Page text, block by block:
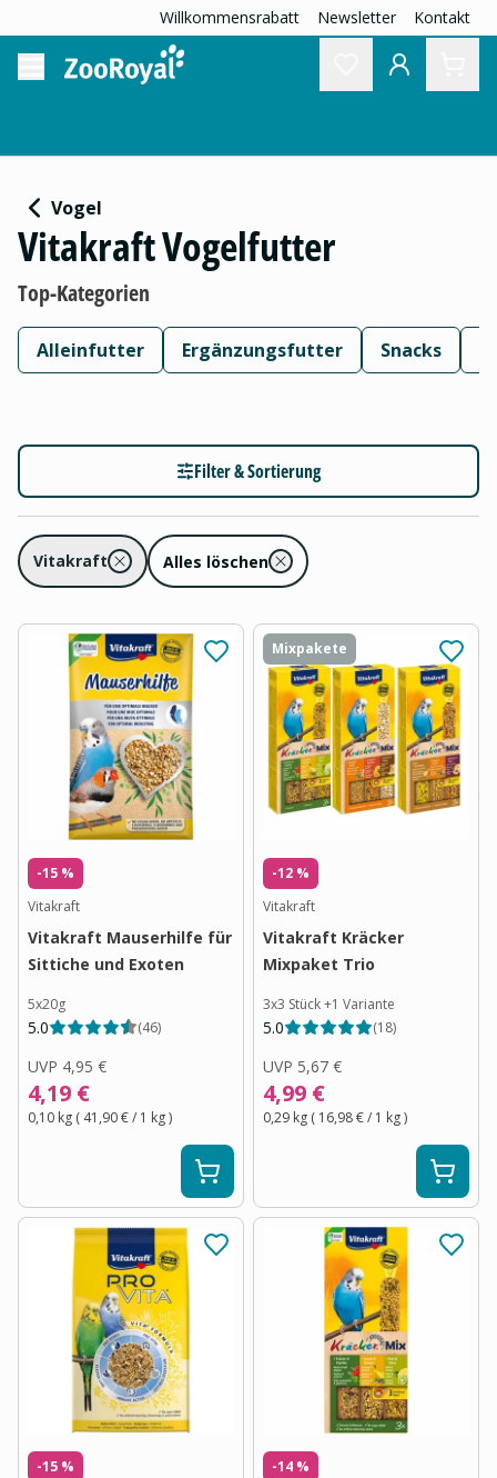
Willkommensrabatt Newsletter Kontakt
Vogel
Vitakraft Vogelfutter
Top-Kategorien
Alleinfutter Ergänzungsfutter Snacks
Filter & Sortierung
Vitakraft Alles löschen
-15 %
Vitakraft
Vitakraft Mauserhilfe für
Sittiche und Exoten
5x20g
5.0 (46)
UVP 4,95 €
4,19 €
0,10 kg ( 41,90 €/ 1 kg)
Mixpakete
-12 %
Vitakraft
Vitakraft Kräcker
Mixpaket Trio
3x3 Stück+1 Variante
5.0 (18)
UVP 5,67 €
4,99 €
0,29 kg ( 16,98 €/ 1 kg)
-15 %
-14 %